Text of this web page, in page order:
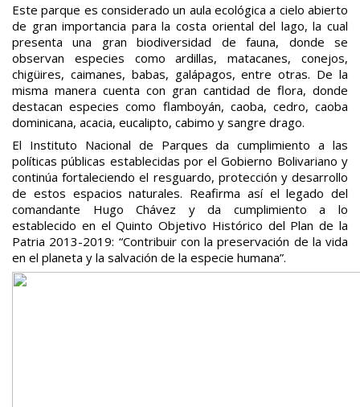
Este parque es considerado un aula ecológica a cielo abierto
de gran importancia para la costa oriental del lago, la cual
presenta una gran biodiversidad de fauna, donde se
observan especies como ardillas, matacanes, conejos,
chigüires, caimanes, babas, galápagos, entre otras. De la
misma manera cuenta con gran cantidad de flora, donde
destacan especies como flamboyán, caoba, cedro, caoba
dominicana, acacia, eucalipto, cabimo y sangre drago.
El Instituto Nacional de Parques da cumplimiento a las
políticas públicas establecidas por el Gobierno Bolivariano y
continúa fortaleciendo el resguardo, protección y desarrollo
de estos espacios naturales. Reafirma así el legado del
comandante Hugo Chávez y da cumplimiento a lo
establecido en el Quinto Objetivo Histórico del Plan de la
Patria 2013-2019: “Contribuir con la preservación de la vida
en el planeta y la salvación de la especie humana”.